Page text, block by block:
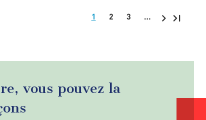
1 2 3 …
vous pouvez la